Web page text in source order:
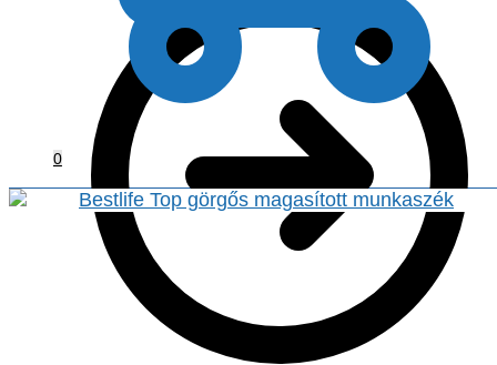
0